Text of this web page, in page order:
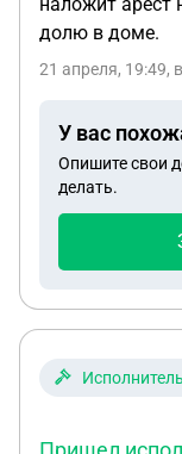
долю в доме.
21 апреля, 19:49,
У вас
Опишите свои
делать.